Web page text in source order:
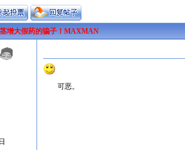
增大假药的骗子！MAXMAN
可恶。